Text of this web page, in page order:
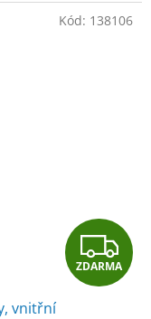
Z
D
ZDARMA
vnitřní
Kód: 138106